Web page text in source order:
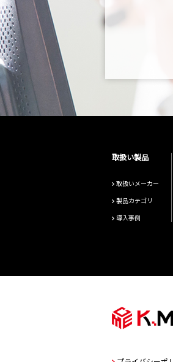
取扱い製品
取扱いメーカー
製品カテゴリ
導入事例